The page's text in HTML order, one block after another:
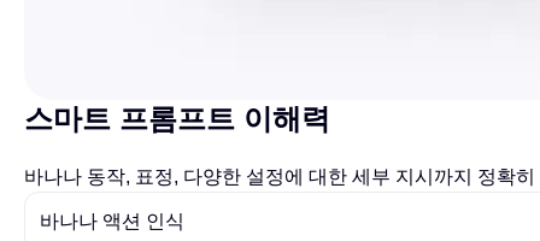
스마트 프롬프트 이해력
바나나 동작, 표정, 다양한 설정에 대한 세부 지시까지 정확
바나나 액션 인식